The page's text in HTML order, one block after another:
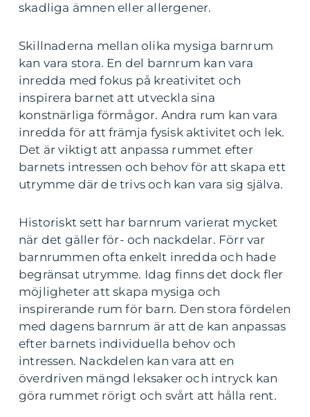
skadliga ämnen eller allergener.
Skillnaderna mellan olika mysiga barnrum
kan vara stora. En del barnrum kan vara
inredda med fokus på kreativitet och
inspirera barnet att utveckla sina
konstnärliga förmågor. Andra rum kan vara
inredda för att främja fysisk aktivitet och lek.
Det är viktigt att anpassa rummet efter
barnets intressen och behov för att skapa ett
utrymme där de trivs och kan vara sig själva.
Historiskt sett har barnrum varierat mycket
när det gäller för- och nackdelar. Förr var
barnrummen ofta enkelt inredda och hade
begränsat utrymme. Idag finns det dock fler
möjligheter att skapa mysiga och
inspirerande rum för barn. Den stora fördelen
med dagens barnrum är att de kan anpassas
efter barnets individuella behov och
intressen. Nackdelen kan vara att en
överdriven mängd leksaker och intryck kan
göra rummet rörigt och svårt att hålla rent.